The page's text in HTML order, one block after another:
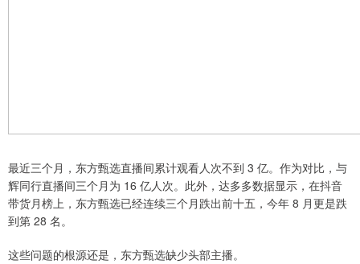
最近三个月，东方甄选直播间累计观看人次不到 3 亿。作为对比，与
辉同行直播间三个月为 16 亿人次。此外，达多多数据显示，在抖音
带货月榜上，东方甄选已经连续三个月跌出前十五，今年 8 月更是跌
到第 28 名。
这些问题的根源还是，东方甄选缺少头部主播。